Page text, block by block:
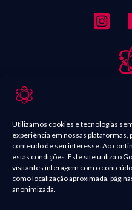
Utilizamos cookies e tecnologias
experiência em nossas
conteúdo de seu interesse. Ao
estas condições. Este site utiliza o
visitantes interagem com o
como localização aproximada,
anonimizada.
Política de
Política
Termos